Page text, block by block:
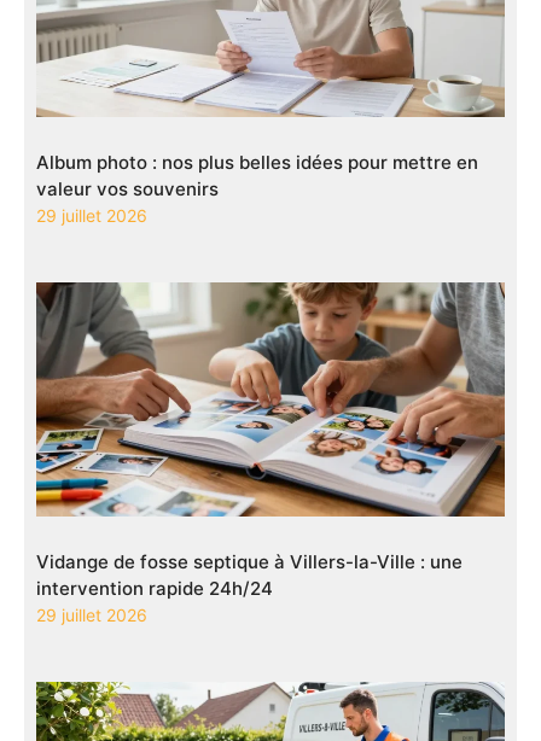
Album photo : nos plus belles idées pour mettre en
valeur vos souvenirs
29 juillet 2026
Vidange de fosse septique à Villers-la-Ville : une
intervention rapide 24h/24
29 juillet 2026